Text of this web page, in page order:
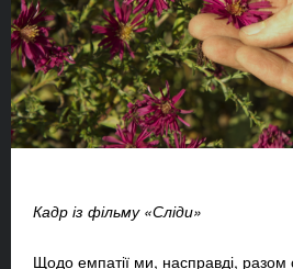
Кадр із фільму «Сліди»
Щодо емпатії ми, насправді,